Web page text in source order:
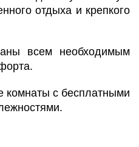
отдыха и крепкого
всем необходимым
комнаты с бесплатными